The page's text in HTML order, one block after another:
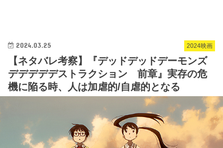
2024映画
2024.03.25
【ネタバレ考察】『デッドデッドデーモンズ
デデデデデストラクション 前章』実存の危
機に陥る時、人は加虐的/自虐的となる